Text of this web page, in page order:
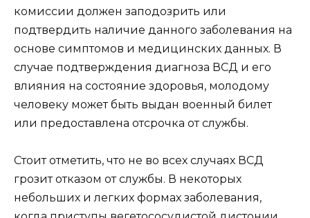
комиссии должен заподозрить или
подтвердить наличие данного заболевания на
основе симптомов и медицинских данных. В
случае подтверждения диагноза ВСД и его
влияния на состояние здоровья, молодому
человеку может быть выдан военный билет
или предоставлена отсрочка от службы.
Стоит отметить, что не во всех случаях ВСД
грозит отказом от службы. В некоторых
небольших и легких формах заболевания,